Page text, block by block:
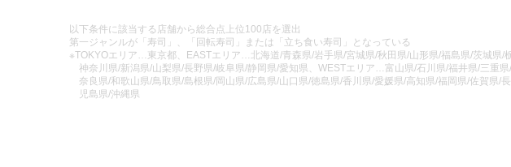
以下条件に該当する店舗から総合点上位100店を選出
第一ジャンルが「寿司」、「回転寿司」または「立ち食い寿司」となっている
※TOKYOエリア…東京都、EASTエリア…北海道/青森県/岩手県/宮城県/秋田県/山形県/福島県/茨城県/
神奈川県/新潟県/山梨県/長野県/岐阜県/静岡県/愛知県、WESTエリア…富山県/石川県/福井県/三重
奈良県/和歌山県/鳥取県/島根県/岡山県/広島県/山口県/徳島県/香川県/愛媛県/高知県/福岡県/佐賀県/
児島県/沖縄県